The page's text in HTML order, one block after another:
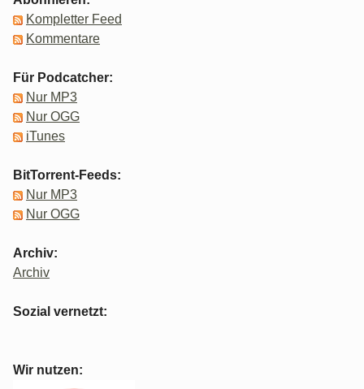
Kompletter Feed
Kommentare
Für Podcatcher:
Nur MP3
Nur OGG
iTunes
BitTorrent-Feeds:
Nur MP3
Nur OGG
Archiv:
Archiv
Sozial vernetzt:
Wir nutzen: